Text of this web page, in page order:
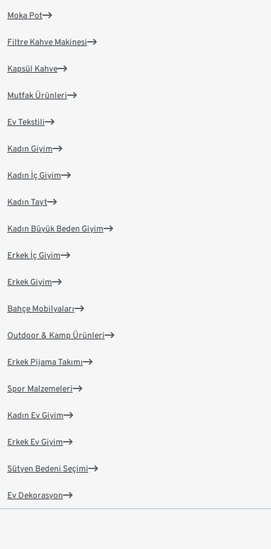
Moka Pot
Filtre Kahve Makinesi
Kapsül Kahve
Mutfak Ürünleri
Ev Tekstili
Kadın Giyim
Kadın İç Giyim
Kadın Tayt
Kadın Büyük Beden Giyim
Erkek İç Giyim
Erkek Giyim
Bahçe Mobilyaları
Outdoor & Kamp Ürünleri
Erkek Pijama Takımı
Spor Malzemeleri
Kadın Ev Giyim
Erkek Ev Giyim
Sütyen Bedeni Seçimi
Ev Dekorasyon